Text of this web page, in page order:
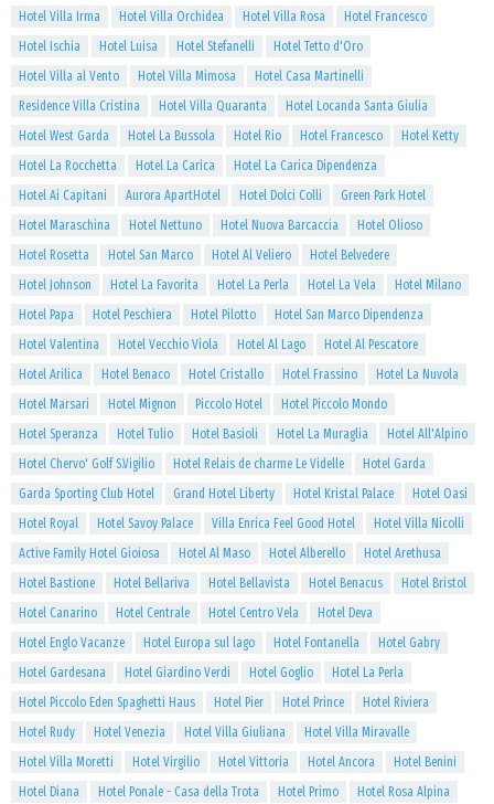
Hotel Villa Irma Hotel Villa Orchidea Hotel Villa Rosa
Hotel Francesco
Hotel Ischia
Hotel Luisa Hotel Stefanelli
Hotel Tetto d'Oro
Hotel Villa al Vento
Hotel Villa Mimosa
Hotel Casa Martinelli
Residence Villa Cristina
Hotel Villa Quaranta
Hotel Locanda Santa Giulia
Hotel West Garda
Hotel La Bussola Hotel Rio Hotel Francesco
Hotel Ketty
Hotel La Rocchetta
Hotel La Carica
Hotel La Carica Dipendenza
Hotel Ai Capitani
Aurora ApartHotel Hotel Dolci Colli
Green Park Hotel
Hotel Maraschina
Hotel Nettuno Hotel Nuova Barcaccia
Hotel Olioso
Hotel Rosetta
Hotel San Marco Hotel Al Veliero
Hotel Belvedere
Hotel Johnson
Hotel La Favorita Hotel La Perla Hotel La Vela
Hotel Milano
Hotel Papa
Hotel Peschiera Hotel Pilotto
Hotel San Marco Dipendenza
Hotel Valentina
Hotel Vecchio Viola Hotel Al Lago
Hotel Al Pescatore
Hotel Arilica
Hotel Benaco Hotel Cristallo Hotel Frassino
Hotel La Nuvola
Hotel Marsari
Hotel Mignon Piccolo Hotel
Hotel Piccolo Mondo
Hotel Speranza
Hotel Tulio Hotel Basioli Hotel La Muraglia
Hotel All'Alpino
Hotel Chervo' Golf S.Vigilio
Hotel Relais de charme Le Videlle
Hotel Garda
Garda Sporting Club Hotel
Grand Hotel Liberty Hotel Kristal Palace
Hotel Oasi
Hotel Royal
Hotel Savoy Palace Villa Enrica Feel Good Hotel
Hotel Villa Nicolli
Active Family Hotel Gioiosa
Hotel Al Maso Hotel Alberello
Hotel Arethusa
Hotel Bastione
Hotel Bellariva Hotel Bellavista Hotel Benacus
Hotel Bristol
Hotel Canarino
Hotel Centrale Hotel Centro Vela
Hotel Deva
Hotel Englo Vacanze
Hotel Europa sul lago Hotel Fontanella
Hotel Gabry
Hotel Gardesana
Hotel Giardino Verdi Hotel Goglio
Hotel La Perla
Hotel Piccolo Eden Spaghetti Haus
Hotel Pier Hotel Prince
Hotel Riviera
Hotel Rudy
Hotel Venezia Hotel Villa Giuliana
Hotel Villa Miravalle
Hotel Villa Moretti
Hotel Virgilio Hotel Vittoria Hotel Ancora
Hotel Benini
Hotel Diana
Hotel Ponale - Casa della Trota Hotel Primo
Hotel Rosa Alpina